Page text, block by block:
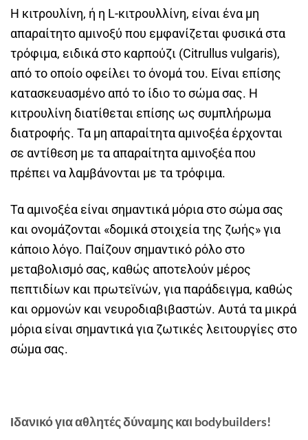
Η κιτρουλίνη, ή η L-κιτρουλλίνη, είναι ένα μη
απαραίτητο αμινοξύ που εμφανίζεται φυσικά στα
τρόφιμα, ειδικά στο καρπούζι (Citrullus vulgaris),
από το οποίο οφείλει το όνομά του. Είναι επίσης
κατασκευασμένο από το ίδιο το σώμα σας. Η
κιτρουλίνη διατίθεται επίσης ως συμπλήρωμα
διατροφής. Τα μη απαραίτητα αμινοξέα έρχονται
σε αντίθεση με τα απαραίτητα αμινοξέα που
πρέπει να λαμβάνονται με τα τρόφιμα.
Τα αμινοξέα είναι σημαντικά μόρια στο σώμα σας
και ονομάζονται «δομικά στοιχεία της ζωής» για
κάποιο λόγο. Παίζουν σημαντικό ρόλο στο
μεταβολισμό σας, καθώς αποτελούν μέρος
πεπτιδίων και πρωτεϊνών, για παράδειγμα, καθώς
και ορμονών και νευροδιαβιβαστών. Αυτά τα μικρά
μόρια είναι σημαντικά για ζωτικές λειτουργίες στο
σώμα σας.
Ιδανικό για αθλητές δύναμης και bodybuilders!